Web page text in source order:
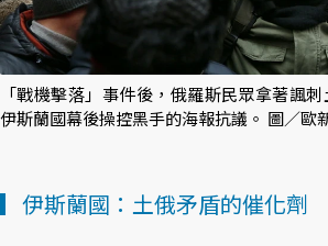
「戰機擊落」事件後，俄羅斯民眾拿著諷
伊斯蘭國幕後操控黑手的海報抗議。 圖／歐
▎伊斯蘭國：土俄矛盾的催化劑